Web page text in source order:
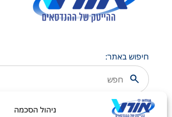
ניהול הסכמה
חיפוש באתר: